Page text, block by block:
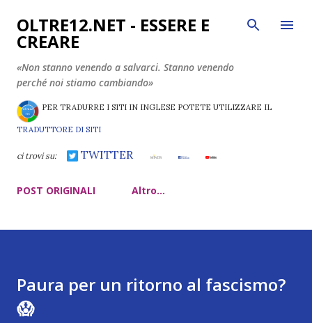
Passa ai contenuti principali
OLTRE12.NET - ESSERE E
CREARE
«Non stanno venendo a salvarci. Stanno venendo
perché noi stiamo cambiando»
PER TRADURRE I SITI IN INGLESE POTETE UTILIZZARE IL
TRADUTTORE DI SITI
ci trovi su: TWITTER
POST ORIGINALI Altro…
Paura per un ritorno al fascismo?
😱